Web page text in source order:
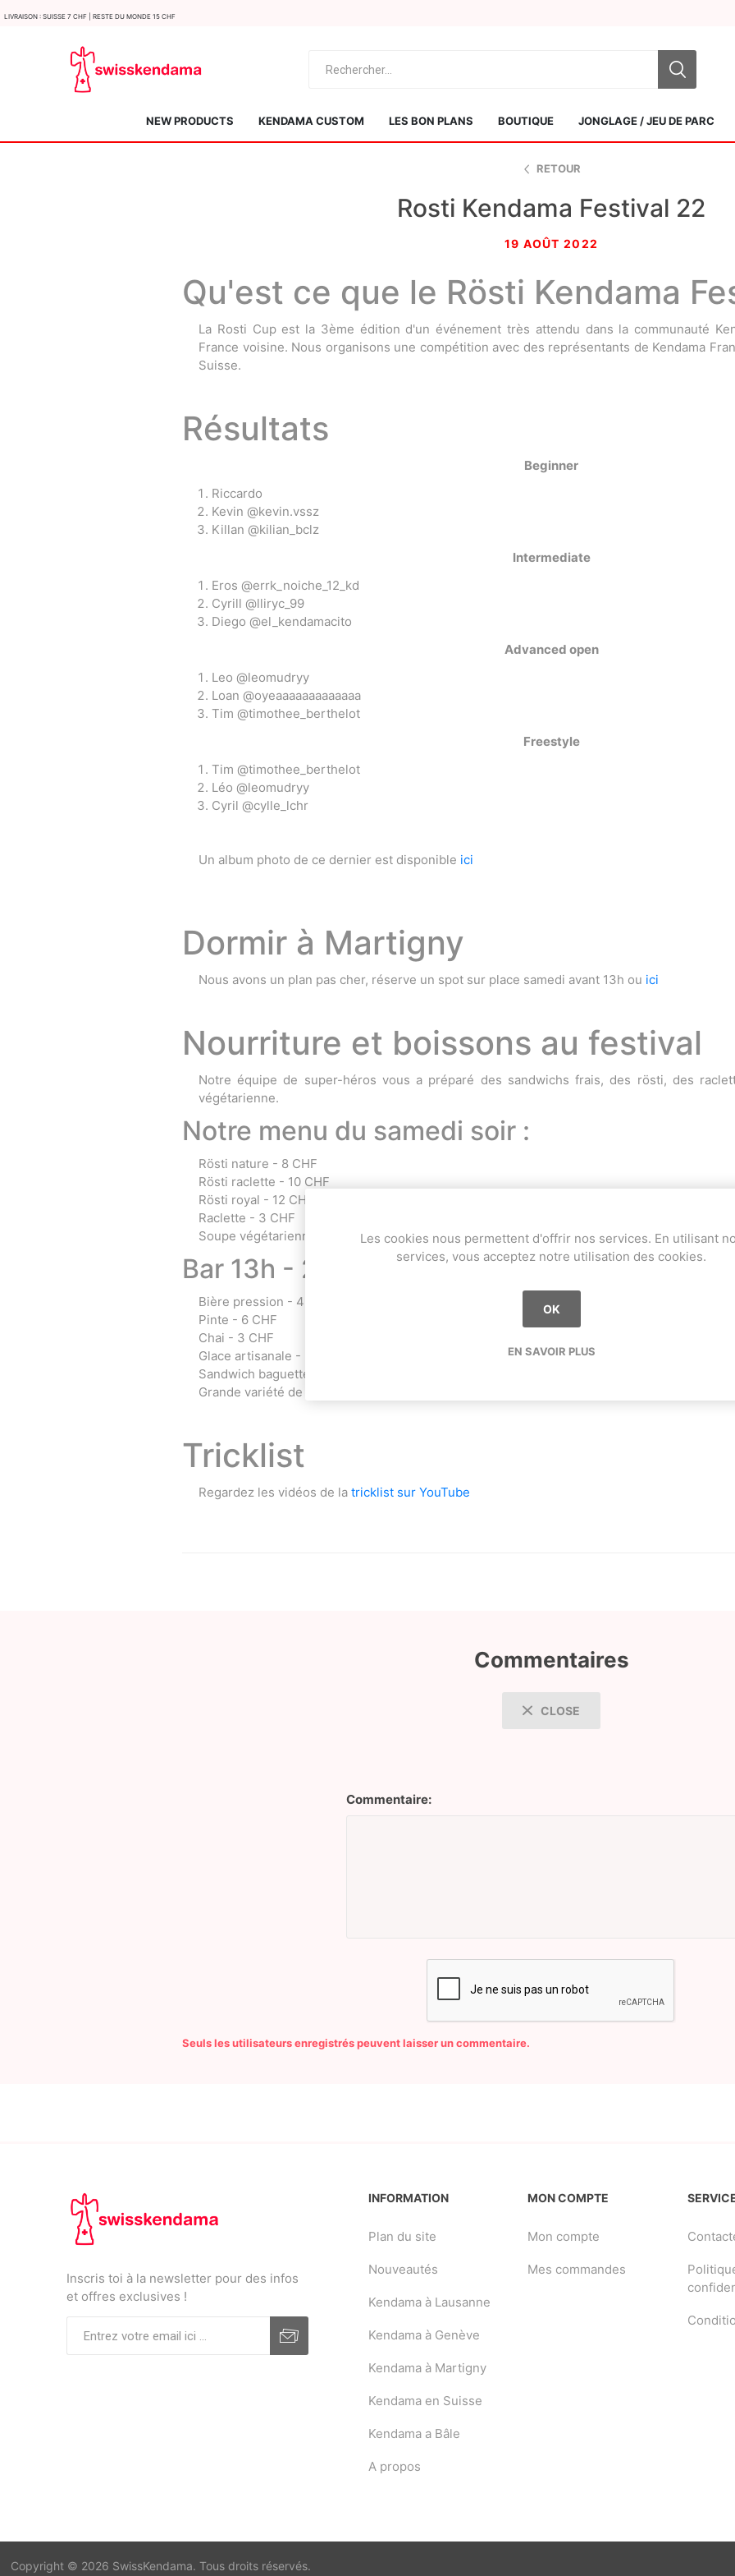
LIvraison : Suisse 7 CHF | Reste du monde 15 CHF
NEW PRODUCTS KENDAMA CUSTOM LES BON PLANS BOUTIQUE JONGLAGE / JEU DE PARC
KROM Kendama ISR Sol Kendamas Swiss Kendama
OKendama Terra Kendama
Duncan Toys Discraft - Freesbee
RETOUR
Rosti Kendama Festival 22
19 AOÛT 2022
Qu'est ce que le Rösti Kendama
La Rosti Cup est la 3ème édition d'un événement très attendu dans la communauté
France voisine. Nous organisons une compétition avec des représentants de Kendama
Suisse.
Résultats
Beginner
Riccardo
Kevin @kevin.vssz
Killan @kilian_bclz
Intermediate
Eros @errk_noiche_12_kd
Cyrill @lliryc_99
Diego @el_kendamacito
Advanced open
Leo @leomudryy
Loan @oyeaaaaaaaaaaaaa
Tim @timothee_berthelot
Freestyle
Tim @timothee_berthelot
Léo @leomudryy
Cyril @cylle_lchr
Un album photo de ce dernier est disponible ici
Dormir à Martigny
Nous avons un plan pas cher, réserve un spot sur place samedi avant 13h ou ici
Nourriture et boissons au festival
Notre équipe de super-héros vous a préparé des sandwichs frais, des rösti, des
végétarienne.
Notre menu du samedi soir :
Rösti nature - 8 CHF
Rösti raclette - 10 CHF
Rösti royal - 12 CHF
Raclette - 3 CHF
Soupe végétarienne - 5 CHF
Bar 13h - 2h
Bière pression - 4 CHF
Pinte - 6 CHF
Chai - 3 CHF
Glace artisanale - 2 CHF
Sandwich baguette - 5 CHF
Grande variété de cocktails
Tricklist
Regardez les vidéos de la tricklist sur YouTube
Commentaires
CLOSE
Commentaire:
Seuls les utilisateurs enregistrés peuvent laisser un commentaire.
Inscris toi à la newsletter pour des infos
et offres exclusives !
INFORMATION
Plan du site
Nouveautés
Kendama à Lausanne
Kendama à Genève
Kendama à Martigny
Kendama en Suisse
Kendama a Bâle
A propos
MON COMPTE
Mon compte
Mes commandes
Copyright © 2026 SwissKendama. Tous droits réservés.
Les cookies nous permettent d'offrir nos services. En utilisant
services, vous acceptez notre utilisation des cookies.
OK
EN SAVOIR PLUS